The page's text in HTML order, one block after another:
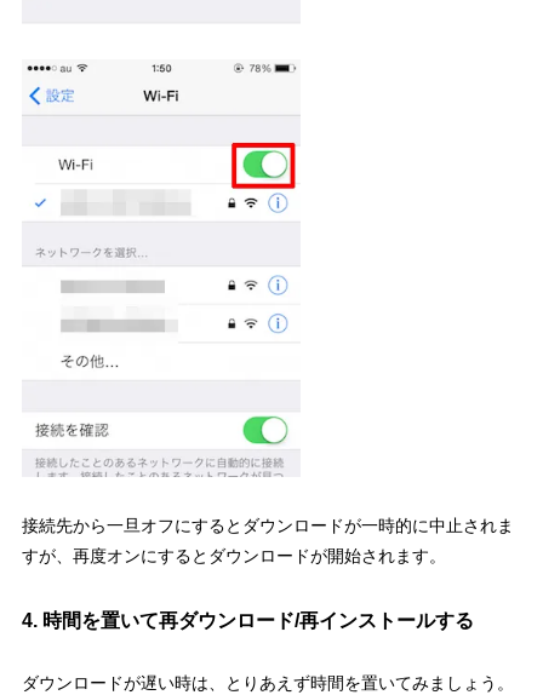
接続先から一旦オフにするとダウンロードが一時的に中止されま
すが、再度オンにするとダウンロードが開始されます。
4. 時間を置いて再ダウンロード/再インストールする
ダウンロードが遅い時は、とりあえず時間を置いてみましょう。